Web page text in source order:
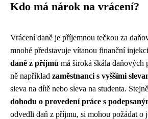
Kdo má nárok na vrácení?
Vrácení daně je příjemnou tečkou za
mnohé představuje vítanou finanční
daně z příjmů má široká škála daňových
ně například zaměstnanci s vyššími
sleva na dítě nebo sleva na studenta.
dohodu o provedení práce s
odvedli daň z příjmu, si mohou požádat o